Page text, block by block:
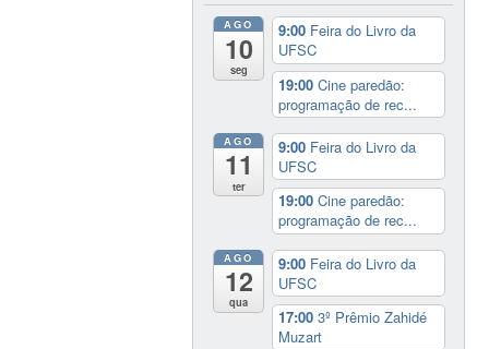
AGO
10
seg
9:00 Feira do Livro da
UFSC
19:00Cine paredão:
programação de rec...
AGO
11
ter
9:00 Feira do Livro da
UFSC
19:00Cine paredão:
programação de rec...
AGO
12
qua
9:00 Feira do Livro da
UFSC
17:003º Prêmio Zahidé
Muzart